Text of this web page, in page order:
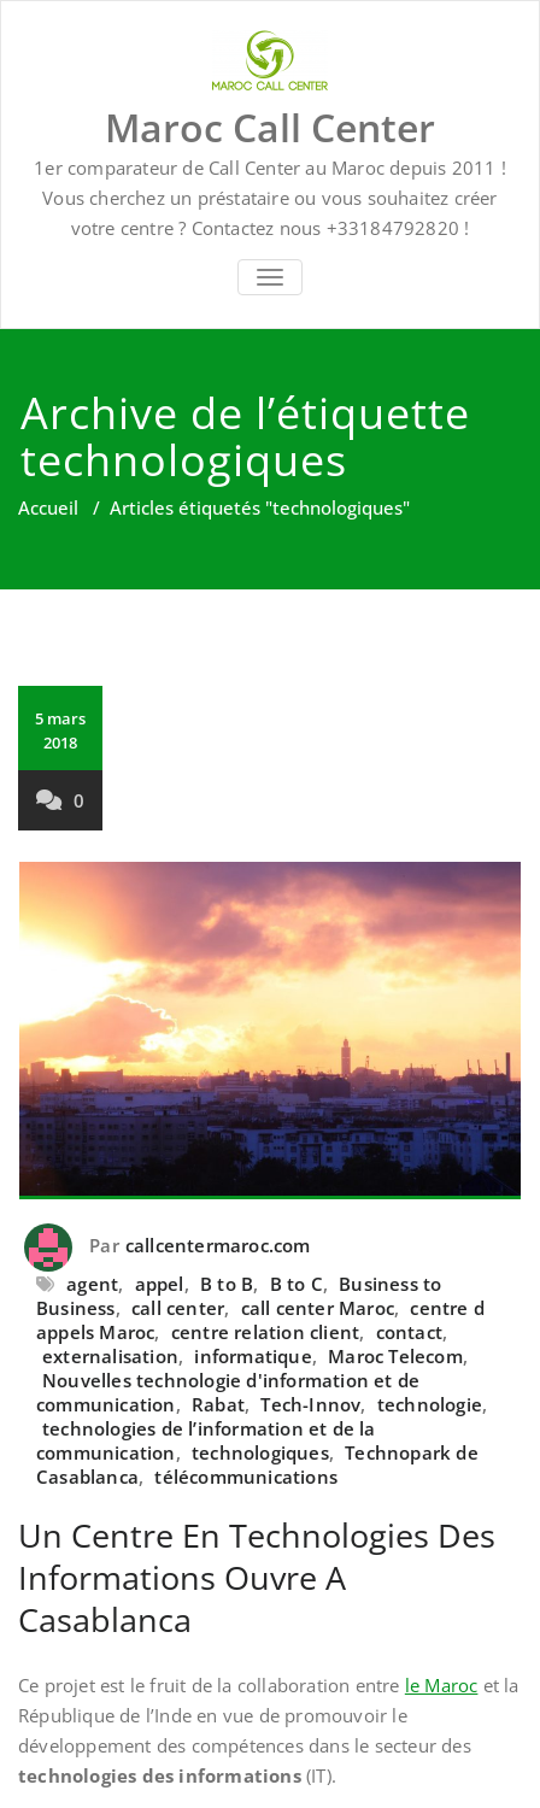
Maroc Call Center
1er comparateur de Call Center au Maroc depuis 2011 !
Vous cherchez un préstataire ou vous souhaitez créer
votre centre ? Contactez nous +33184792820 !
TOGGLE NAVIGATION
Archive de l’étiquette
technologiques
Accueil / Articles étiquetés "technologiques"
5 mars
2018
0
Par callcentermaroc.com
agent, appel, B to B, B to C, Business to
Business, call center, call center Maroc, centre d
appels Maroc, centre relation client, contact,
externalisation, informatique, Maroc Telecom,
Nouvelles technologie d'information et de
communication, Rabat, Tech-Innov, technologie,
technologies de l’information et de la
communication, technologiques, Technopark de
Casablanca, télécommunications
Un Centre En Technologies Des
Informations Ouvre A
Casablanca
Ce projet est le fruit de la collaboration entre le Maroc et la
République de l’Inde en vue de promouvoir le
développement des compétences dans le secteur des
technologies des informations(IT).